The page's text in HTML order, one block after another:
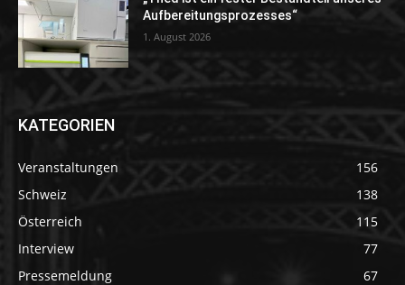
Aufbereitungsprozesses“
1. August 2026
KATEGORIEN
Veranstaltungen
156
Schweiz
138
Österreich
115
Interview
77
Pressemeldung
67